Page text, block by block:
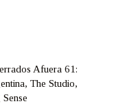
Afuera 61:
The Studio,